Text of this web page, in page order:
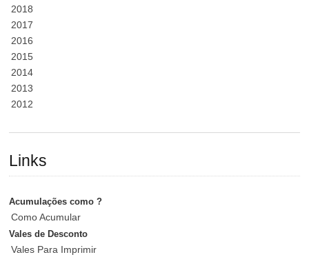
2018
2017
2016
2015
2014
2013
2012
Links
Acumulações como ?
Como Acumular
Vales de Desconto
Vales Para Imprimir